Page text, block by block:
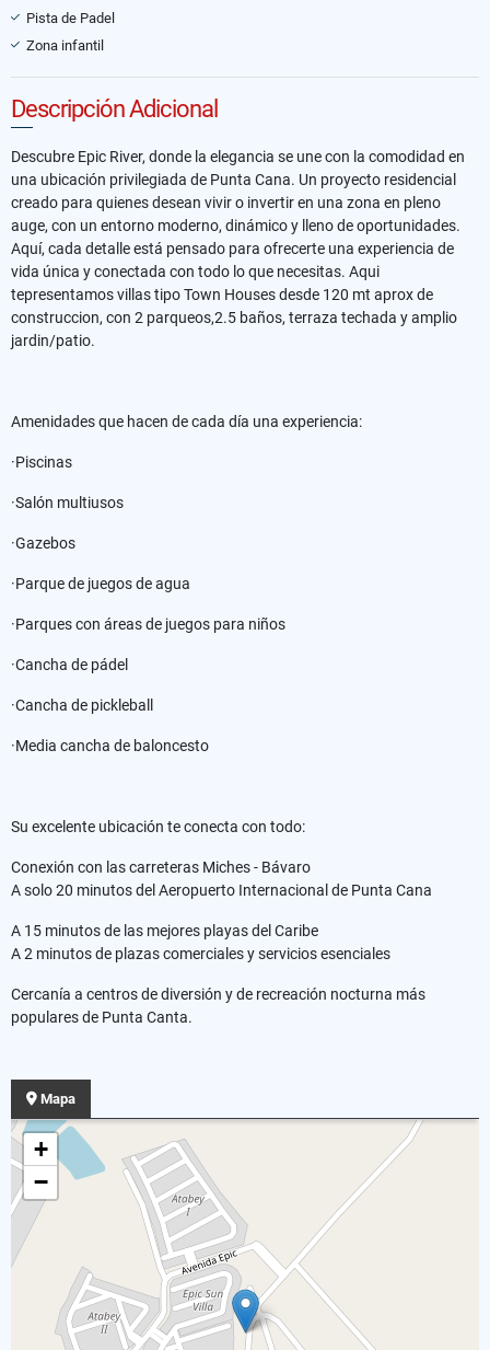
Pista de Padel
Zona infantil
Descripción Adicional
Descubre Epic River, donde la elegancia se une con la comodidad en
una ubicación privilegiada de Punta Cana. Un proyecto residencial
creado para quienes desean vivir o invertir en una zona en pleno
auge, con un entorno moderno, dinámico y lleno de oportunidades.
Aquí, cada detalle está pensado para ofrecerte una experiencia de
vida única y conectada con todo lo que necesitas. Aqui
tepresentamos villas tipo Town Houses desde 120 mt aprox de
construccion, con 2 parqueos,2.5 baños, terraza techada y amplio
jardin/patio.
Amenidades que hacen de cada día una experiencia:
·Piscinas
·Salón multiusos
·Gazebos
·Parque de juegos de agua
·Parques con áreas de juegos para niños
·Cancha de pádel
·Cancha de pickleball
·Media cancha de baloncesto
Su excelente ubicación te conecta con todo:
Conexión con las carreteras Miches - Bávaro
A solo 20 minutos del Aeropuerto Internacional de Punta Cana
A 15 minutos de las mejores playas del Caribe
A 2 minutos de plazas comerciales y servicios esenciales
Cercanía a centros de diversión y de recreación nocturna más
populares de Punta Canta.
Mapa
+
−